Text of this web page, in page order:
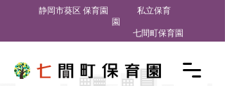
私立保育
園
七間町保育園
​静岡市葵区 保育園